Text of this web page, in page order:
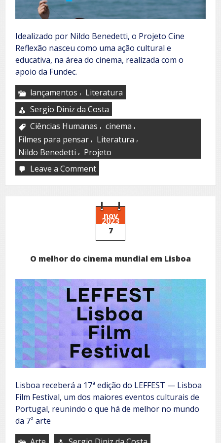
Idealizado por Nildo Benedetti, o Projeto Cine
Reflexão nasceu como uma ação cultural e
educativa, na área do cinema, realizada com o
apoio da Fundec.
lançamentos , Literatura
Sergio Diniz da Costa
Ciências Humanas , cinema ,
Filmes para pensar , Literatura ,
Nildo Benedetti , Projeto
Leave a Commenton
Cine
Reflexão
nov
2023
7
O melhor do cinema mundial em Lisboa
Lisboa receberá a 17ª edição do LEFFEST — Lisboa
Film Festival, um dos maiores eventos culturais de
Portugal, reunindo o que há de melhor no mundo
da 7ª arte